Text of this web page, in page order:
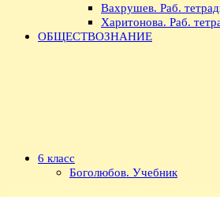
Вахрушев. Раб.
Харитонова. Раб.
ОБЩЕСТВОЗНАНИЕ
6 класс
Боголюбов. Учебник